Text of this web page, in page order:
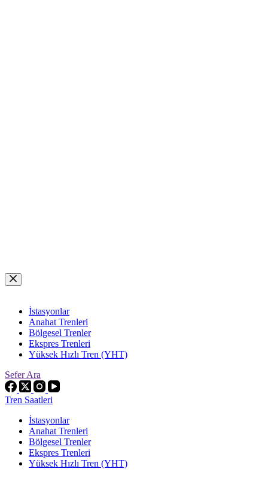
Skip
to
İstasyonlar
Anahat Trenleri
Bölgesel Trenler
Ekspres Trenleri
Yüksek Hızlı Tren (YHT)
Sefer Ara
Tren Saatleri
İstasyonlar
Anahat Trenleri
Bölgesel Trenler
Ekspres Trenleri
Yüksek Hızlı Tren (YHT)